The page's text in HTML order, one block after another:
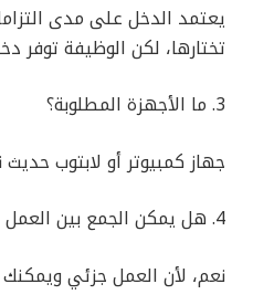
يعتمد الدخل على مدى
تختارها، لكن الوظيفة توفر
3. ما الأجهزة المطلوبة؟
جهاز كمبيوتر أو لابتوب
4. هل يمكن الجمع بين العمل من المنزل ووظيفة أخرى؟
نعم، لأن العمل جزئي ويمكنك